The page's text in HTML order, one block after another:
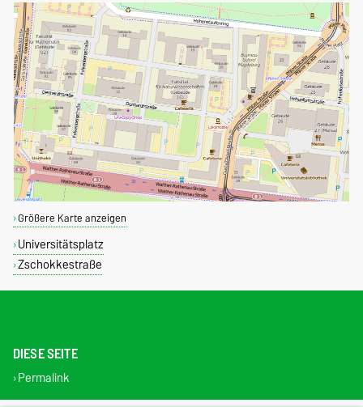
Größere Karte anzeigen
Universitätsplatz
Zschokkestraße
DIESE SEITE
Permalink